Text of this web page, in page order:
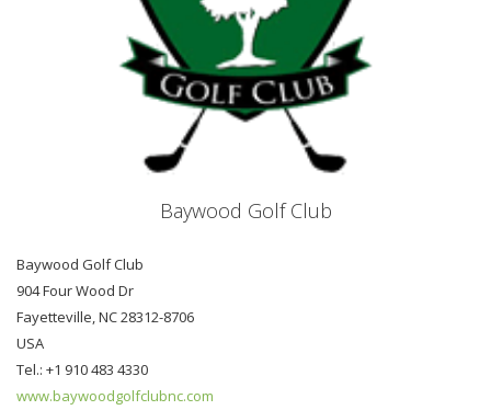
Baywood Golf Club
Baywood Golf Club
904 Four Wood Dr
Fayetteville, NC 28312-8706
USA
Tel.: +1 910 483 4330
www.baywoodgolfclubnc.com